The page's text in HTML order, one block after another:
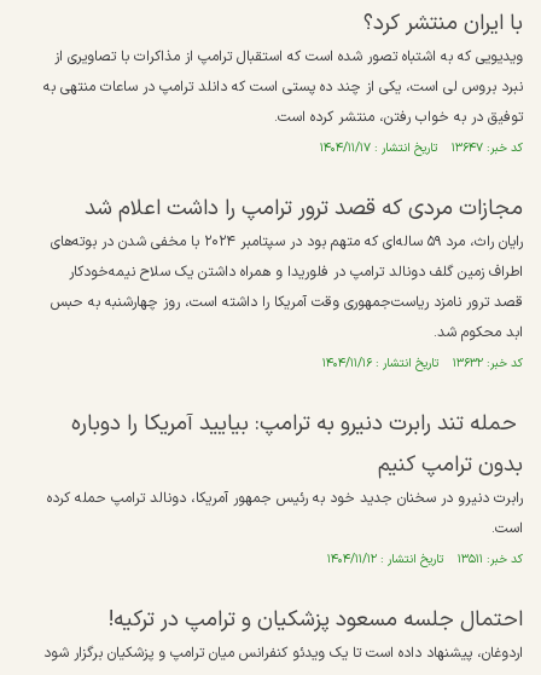
با ایران منتشر کرد؟
ویدیویی که به اشتباه تصور شده است که استقبال ترامپ از مذاکرات با تصاویری از
نبرد بروس لی است، یکی از چند ده پستی است که دانلد ترامپ در ساعات منتهی به
توفیق در به خواب رفتن، منتشر کرده است.
کد خبر: ۱۳۶۴۷ تاریخ انتشار : ۱۴۰۴/۱۱/۱۷
مجازات مردی که قصد ترور ترامپ را داشت اعلام شد
رایان راث، مرد ۵۹ ساله‌ای که متهم بود در سپتامبر ۲۰۲۴ با مخفی شدن در بوته‌های
اطراف زمین گلف دونالد ترامپ در فلوریدا و همراه داشتن یک سلاح نیمه‌خودکار
قصد ترور نامزد ریاست‌جمهوری وقت آمریکا را داشته است، روز چهارشنبه به حبس
ابد محکوم شد.
کد خبر: ۱۳۶۳۲ تاریخ انتشار : ۱۴۰۴/۱۱/۱۶
حمله تند رابرت دنیرو به ترامپ: بیایید آمریکا را دوباره
بدون ترامپ کنیم
رابرت دنیرو در سخنان جدید خود به رئیس جمهور آمریکا، دونالد ترامپ حمله کرده
است.
کد خبر: ۱۳۵۱۱ تاریخ انتشار : ۱۴۰۴/۱۱/۱۲
احتمال جلسه مسعود پزشکیان و ترامپ در ترکیه!
اردوغان، پیشنهاد داده است تا یک ویدئو کنفرانس میان ترامپ و پزشکیان برگزار شود